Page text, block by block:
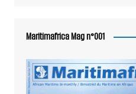
Maritimafrica Mag n°001